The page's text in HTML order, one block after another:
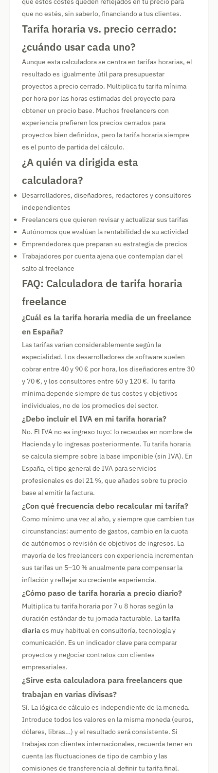
que no estés, sin saberlo, financiando a tus clientes.
Tarifa horaria vs. precio cerrado:
¿cuándo usar cada uno?
Aunque esta calculadora se centra en tarifas horarias, el
resultado es igualmente útil para presupuestar
proyectos a precio cerrado. Multiplica tu tarifa mínima
por hora por las horas estimadas del proyecto para
obtener un precio base. Muchos freelancers con
experiencia prefieren los precios cerrados para
proyectos bien definidos, pero la tarifa horaria siempre
es el punto de partida del cálculo.
¿A quién va dirigida esta
calculadora?
Desarrolladores, diseñadores, redactores y consultores
independientes
Freelancers que quieren revisar y actualizar sus tarifas
Autónomos que evalúan la rentabilidad de su actividad
Emprendedores que preparan su estrategia de precios
Trabajadores por cuenta ajena que contemplan dar el
salto al freelance
FAQ: Calculadora de tarifa horaria
freelance
¿Cuál es la tarifa horaria media de un freelance
en España?
Las tarifas varían considerablemente según la
especialidad. Los desarrolladores de software suelen
cobrar entre 40 y 90 € por hora, los diseñadores entre 30
y 70 €, y los consultores entre 60 y 120 €. Tu tarifa
mínima depende siempre de tus costes y objetivos
individuales, no de los promedios del sector.
¿Debo incluir el IVA en mi tarifa horaria?
No. El IVA no es ingreso tuyo: lo recaudas en nombre de
Hacienda y lo ingresas posteriormente. Tu tarifa horaria
se calcula siempre sobre la base imponible (sin IVA). En
España, el tipo general de IVA para servicios
profesionales es del 21 %, que añades sobre tu precio
base al emitir la factura.
¿Con qué frecuencia debo recalcular mi tarifa?
Como mínimo una vez al año, y siempre que cambien tus
circunstancias: aumento de gastos, cambio en la cuota
de autónomos o revisión de objetivos de ingresos. La
mayoría de los freelancers con experiencia incrementan
sus tarifas un 5–10 % anualmente para compensar la
inflación y reflejar su creciente experiencia.
¿Cómo paso de tarifa horaria a precio diario?
Multiplica tu tarifa horaria por 7 u 8 horas según la
duración estándar de tu jornada facturable. Latarifa
diariaes muy habitual en consultoría, tecnología y
comunicación. Es un indicador clave para comparar
proyectos y negociar contratos con clientes
empresariales.
¿Sirve esta calculadora para freelancers que
trabajan en varias divisas?
Sí. La lógica de cálculo es independiente de la moneda.
Introduce todos los valores en la misma moneda (euros,
dólares, libras…) y el resultado será consistente. Si
trabajas con clientes internacionales, recuerda tener en
cuenta las fluctuaciones de tipo de cambio y las
comisiones de transferencia al definir tu tarifa final.